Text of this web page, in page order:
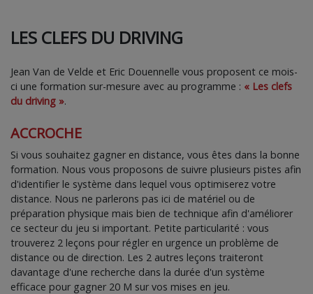
LES CLEFS DU DRIVING
Jean Van de Velde et Eric Douennelle vous proposent ce mois-
ci une formation sur-mesure avec au programme : « Les clefs
du driving ».
ACCROCHE
Si vous souhaitez gagner en distance, vous êtes dans la bonne
formation. Nous vous proposons de suivre plusieurs pistes afin
d'identifier le système dans lequel vous optimiserez votre
distance. Nous ne parlerons pas ici de matériel ou de
préparation physique mais bien de technique afin d'améliorer
ce secteur du jeu si important. Petite particularité : vous
trouverez 2 leçons pour régler en urgence un problème de
distance ou de direction. Les 2 autres leçons traiteront
davantage d'une recherche dans la durée d'un système
efficace pour gagner 20 M sur vos mises en jeu.